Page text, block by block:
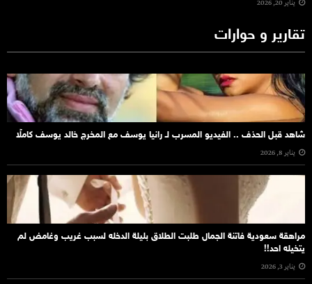
يناير 20, 2026
تقارير و حوارات
شاهد قبل الحذف .. الفيديو المسرب لـ رانيا يوسف مع المخرج خالد يوسف كاملًا
يناير 8, 2026
مراهقة سعودية فاتنة الجمال طلبت الطلاق بليلة الدخله لسبب غريب وغامض لم
يتخيله احد!!
يناير 3, 2026